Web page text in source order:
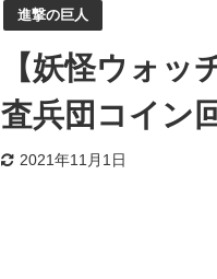
進撃の巨人
【妖怪ウォ
査兵団コイン
2021年11月1日